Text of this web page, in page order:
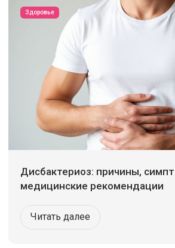
Здоровье
Дисбактериоз: причины,
медицинские рекомендации
Читать далее